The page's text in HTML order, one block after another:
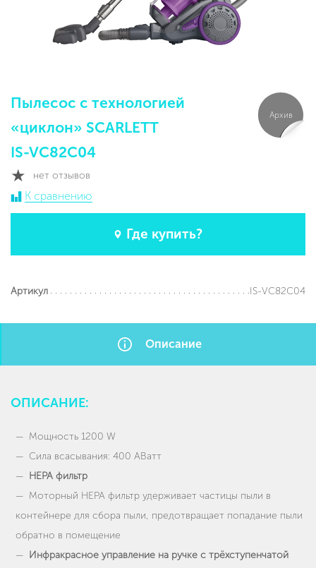
Пылесос с технологией
«циклон» SCARLETT
IS-VC82C04
нет отзывов
К сравнению
Где купить?
Архив
Артикул IS-VC82C04
Описание
ОПИСАНИЕ:
Мощность 1200 W
Сила всасывания: 400 АВатт
HEPA фильтр
Моторный НЕРА фильтр удерживает частицы пыли в
контейнере для сбора пыли, предотвращает попадание пыли
обратно в помещение
Инфракрасное управление на ручке с трёхступенчатой